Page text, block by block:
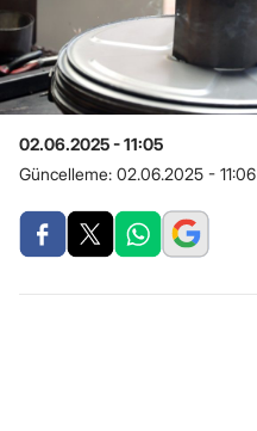
02.06.2025 - 11:05
Güncelleme: 02.06.2025 - 11:06